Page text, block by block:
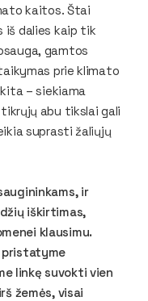
kaitos. Štai
iš dalies kaip tik
gamtos
prie klimato
– siekiama
abu tikslai gali
suprasti žaliųjų
ir
iškirtimas,
klausimu.
pristatyme
linkę suvokti vien
žemės, visai